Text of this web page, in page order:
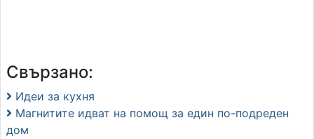
Свързано:
Идеи за кухня
Магнитите идват на помощ за един по-подреден
дом